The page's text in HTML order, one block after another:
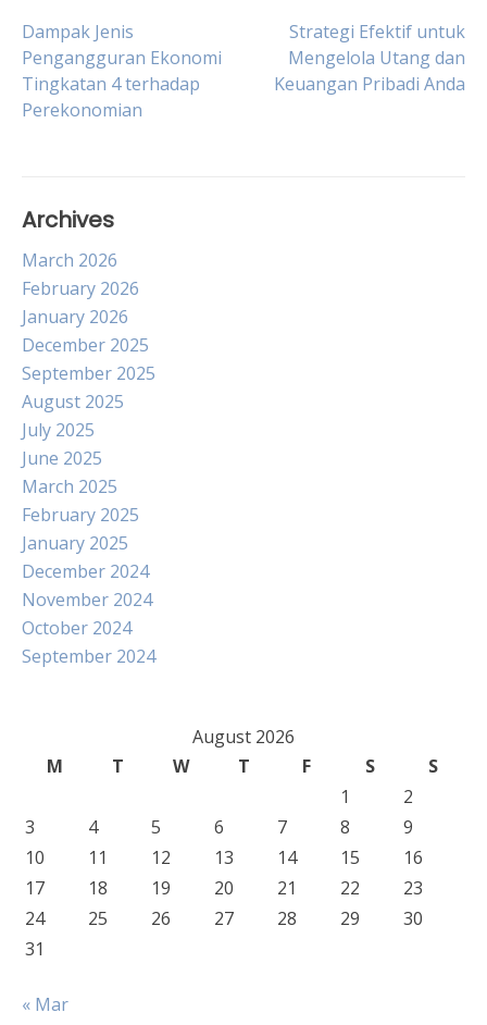
Post
navigation
Dampak Jenis
Pengangguran Ekonomi
Tingkatan 4 terhadap
Perekonomian
Strategi Efektif untuk
Mengelola Utang dan
Keuangan Pribadi Anda
Archives
March 2026
February 2026
January 2026
December 2025
September 2025
August 2025
July 2025
June 2025
March 2025
February 2025
January 2025
December 2024
November 2024
October 2024
September 2024
August 2026
M
T W T F S
S
1
2
3
4 5 6 7 8
9
10
11 12 13 14 15
16
17
18 19 20 21 22
23
24
25 26 27 28 29
30
31
« Mar